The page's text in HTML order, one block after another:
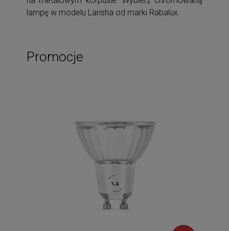
lampę w modelu Larisha od marki Rabalux.
Promocje